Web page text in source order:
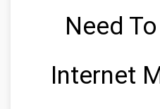
Need
Internet